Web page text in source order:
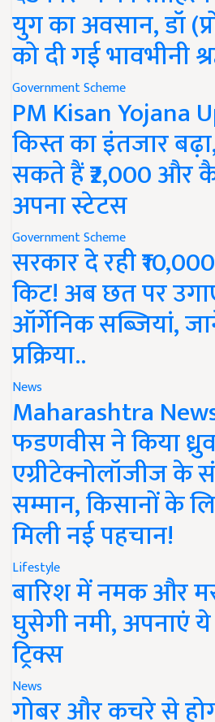
युग का अवसान, डॉ
को दी गई भावभीनी
Government Scheme
PM Kisan Yojana
किस्त का इंतजार
सकते हैं ₹2,000
अपना स्टेटस
Government Scheme
सरकार दे रही
किट! अब छत पर
ऑर्गेनिक सब्जियां,
प्रक्रिया..
News
Maharashtra
फडणवीस ने किया
एग्रीटेक्नोलॉजीज के
सम्मान, किसानों के
मिली नई पहचान!
Lifestyle
बारिश में नमक और
घुसेगी नमी, अपनाएं
ट्रिक्स
News
गोबर और कचरे से